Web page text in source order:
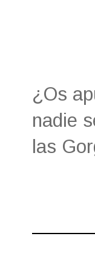
¿Os
nadie
las